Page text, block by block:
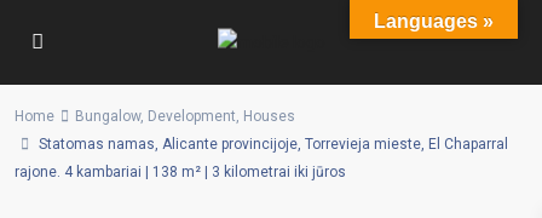
Home Bungalow, Development, Houses
Statomas namas, Alicante provincijoje, Torrevieja mieste, El Chaparral
rajone. 4 kambariai | 138 m² | 3 kilometrai iki jūros
Languages »